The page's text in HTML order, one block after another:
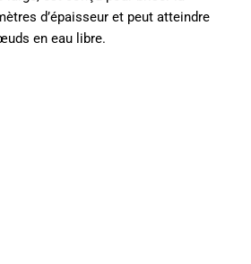
d’épaisseur et peut atteindre
en eau libre.